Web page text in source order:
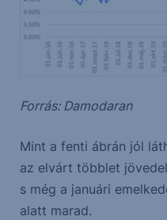
Forrás: Damodaran
Mint a fenti ábrán jól
az elvárt többlet
s még a januári
alatt marad.